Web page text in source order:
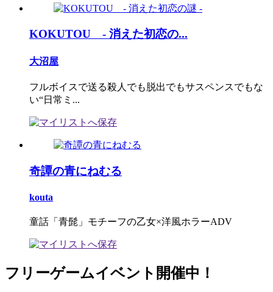
KOKUTOU - 消えた初恋の...
大沼屋
フルボイスで送る殺人でも脱出でもサスペンスでもな
い“日常ミ...
奇譚の青にねむる
kouta
童話「青髭」モチーフの乙女×洋風ホラーADV
フリーゲームイベント開催中！